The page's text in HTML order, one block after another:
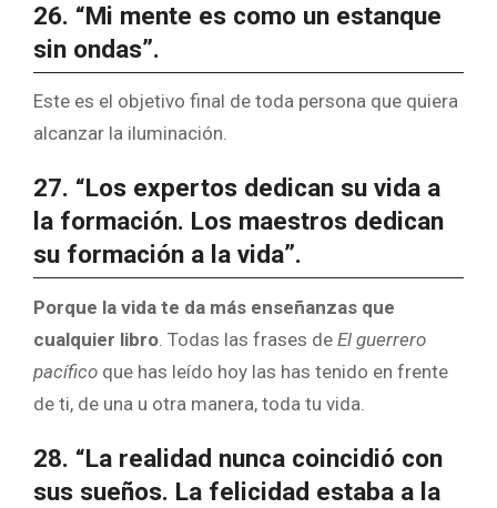
26. “Mi mente es como un estanque
sin ondas”.
Este es el objetivo final de toda persona que quiera
alcanzar la iluminación.
27. “Los expertos dedican su vida a
la formación. Los maestros dedican
su formación a la vida”.
Porque la vida te da más enseñanzas que
cualquier libro . Todas las frases de El guerrero
pacífico que has leído hoy las has tenido en frente
de ti, de una u otra manera, toda tu vida.
28. “La realidad nunca coincidió con
sus sueños. La felicidad estaba a la